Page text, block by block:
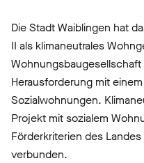
Die Stadt Waiblingen hat
II als klimaneutrales
Herausforderung mit
Sozialwohnungen.
Projekt mit sozialem
Förderkriterien des
verbunden.